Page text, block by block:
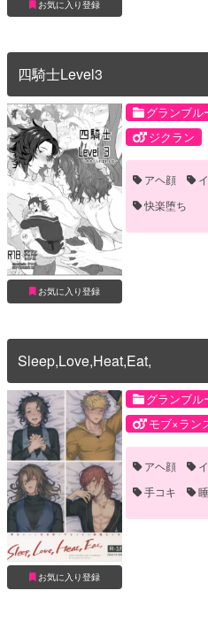
お気に入り登録
四騎士Level3
お気に入り登録
グランブル
ジクラン
パーシヴァ
アヘ顔
快楽堕ち
Sleep,Love,Heat,Eat,
お気に入り登録
グランブル
モブ×ラン
モブジーク
ジークフリ
ランスロッ
アヘ顔
手コキ